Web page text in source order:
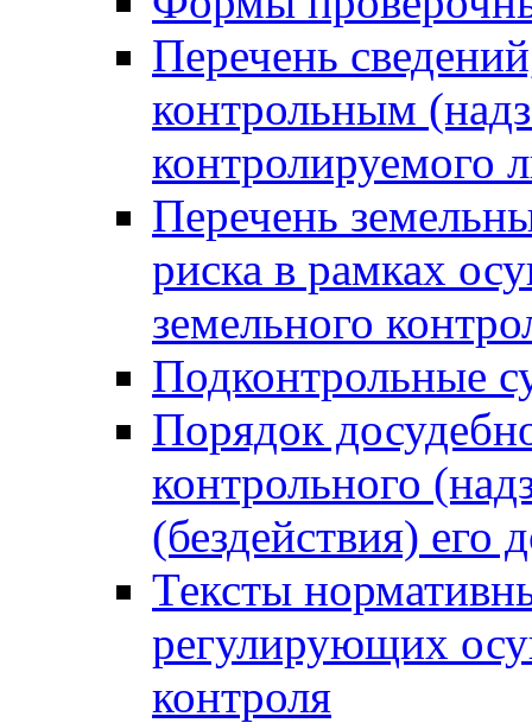
Перечень
контрольным
контролируемого
Перечень
риска в рамках
земельного
Подконтрольные
Порядок
контрольного
(бездействия)
Тексты
регулирующих
контроля